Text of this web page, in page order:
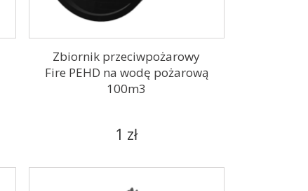
Zbiornik przeciwpożarowy
Fire PEHD na wodę pożarową
100m3
1 zł